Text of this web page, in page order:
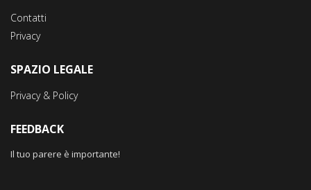
Contatti
Privacy
SPAZIO LEGALE
Privacy & Policy
FEEDBACK
Il tuo parere è importante!